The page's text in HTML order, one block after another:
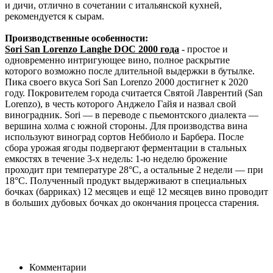
и дичи, отлично в сочетании с итальянской кухней,
рекомендуется к сырам.
Производственные особенности:
Sori San Lorenzo Langhe DOC 2000 года - простое и
одновременно интригующее вино, полное раскрытие
которого возможно после длительной выдержки в бутылке.
Пика своего вкуса Sori San Lorenzo 2000 достигнет к 2020
году. Покровителем города считается Святой Лаврентий (San
Lorenzo), в честь которого Анджело Гайя и назвал свой
виноградник. Sori — в переводе с пьемонтского диалекта —
вершина холма с южной стороны. Для производства вина
используют виноград сортов Неббиоло и Барбера. После
сбора урожая ягоды подвергают ферментации в стальных
емкостях в течение 3-х недель: 1-ю неделю брожение
проходит при температуре 28°C, а остальные 2 недели — при
18°C. Полученный продукт выдерживают в специальных
бочках (барриках) 12 месяцев и ещё 12 месяцев вино проводит
в больших дубовых бочках до окончания процесса старения.
Комментарии